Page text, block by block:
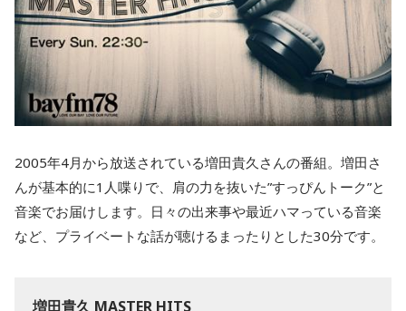
2005年4月から放送されている増田貴久さんの番組。増田さ
んが基本的に1人喋りで、肩の力を抜いた”すっぴんトーク”と
音楽でお届けします。日々の出来事や最近ハマっている音楽
など、プライベートな話が聴けるまったりとした30分です。
増田貴久 MASTER HITS